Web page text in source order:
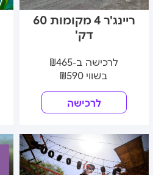
ריינג'ר 4 מקומות 60
דק'
לרכישה ב-₪465
בשווי ₪590
לרכישה